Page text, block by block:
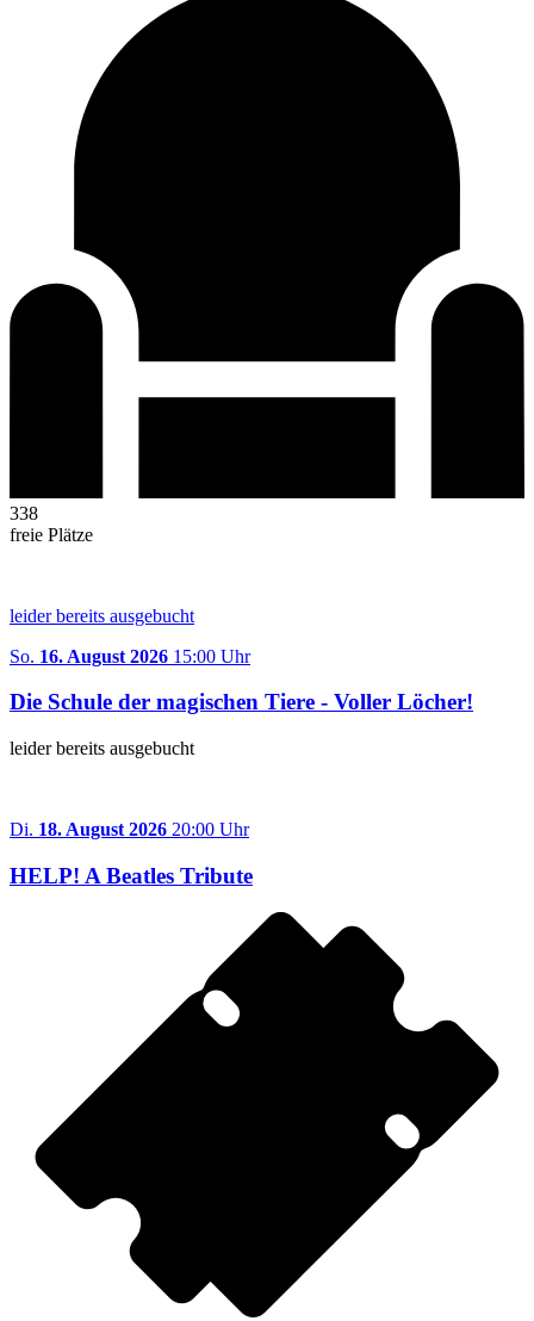
338
freie Plätze
leider bereits ausgebucht
So. 16. August 2026 15:00 Uhr
Die Schule der magischen Tiere - Voller Löcher!
leider bereits ausgebucht
Di. 18. August 2026 20:00 Uhr
HELP! A Beatles Tribute